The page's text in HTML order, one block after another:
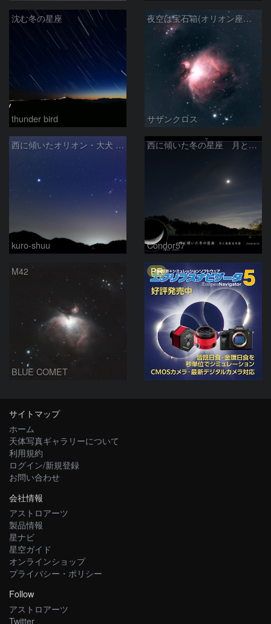
沈む冬の星座
thunder bird
夜空は宝石箱(オリオン座大星雲 M42) Seestar50
サザンクロス
西に傾いたオリオン・大犬 (2026/04/21)
kuro-shuu
西に傾いた冬の星座 月と金星＆木星
Condor57
M42
BLUE COMET
PR
サイトマップ
ホーム
天体写真ギャラリーについて
利用規約
ログイン/新規登録
お問い合わせ
会社情報
アストロアーツ
製品情報
星ナビ
星空ガイド
オンラインショップ
プライバシー・ポリシー
Follow
アストロアーツ
Twitter